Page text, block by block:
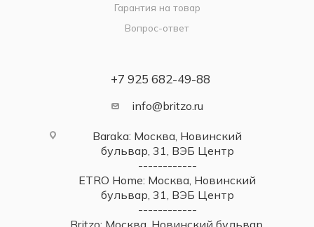
Гарантия на товар
Вопрос-ответ
+7 925 682-49-88
info@britzo.ru
Baraka: Москва, Новинский
бульвар, 31, ВЭБ Центр
------------
ETRO Home: Москва, Новинский
бульвар, 31, ВЭБ Центр
------------
Britzo: Москва, Новинский бульвар,